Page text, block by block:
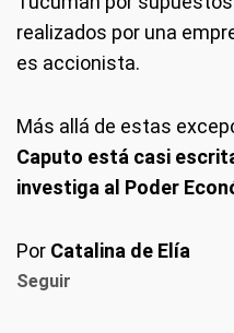
realizados por una
es accionista.
Más allá de estas
Caputo está casi
investiga al Poder
Por Catalina de Elía
Seguir